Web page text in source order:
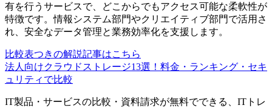
有を行うサービスで、どこからでもアクセス可能な柔軟性が
特徴です。情報システム部門やクリエイティブ部門で活用さ
れ、安全なデータ管理と業務効率化を支援します。
比較表つきの解説記事はこちら
法人向けクラウドストレージ13選！料金・ランキング・セキ
ュリティで比較
IT製品・サービスの比較・資料請求が無料でできる、ITトレ